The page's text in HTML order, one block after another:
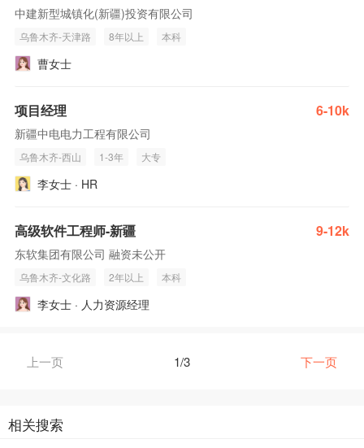
中建新型城镇化(新疆)投资有限公司
乌鲁木齐-天津路 8年以上 本科
曹女士
项目经理 6-10k
新疆中电电力工程有限公司
乌鲁木齐-西山 1-3年 大专
李女士 · HR
高级软件工程师-新疆 9-12k
东软集团有限公司 融资未公开
乌鲁木齐-文化路 2年以上 本科
李女士 · 人力资源经理
上一页 1/3 下一页
相关搜索